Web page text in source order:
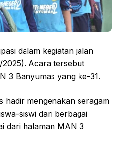
dalam kegiatan jalan
Acara tersebut
3 Banyumas yang ke-31.
hadir mengenakan seragam
siswi dari berbagai
dari halaman MAN 3